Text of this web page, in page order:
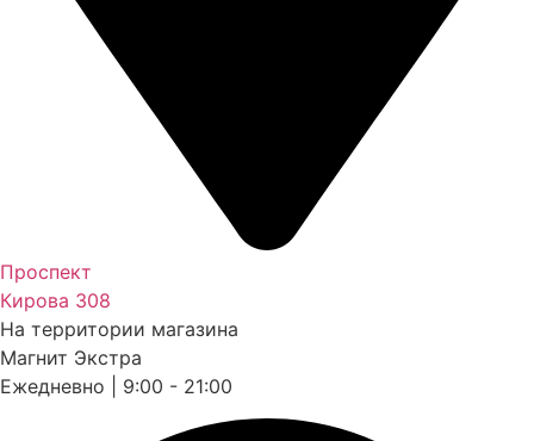
Проспект
Кирова 308
На территории магазина
Магнит Экстра
Ежедневно | 9:00 - 21:00